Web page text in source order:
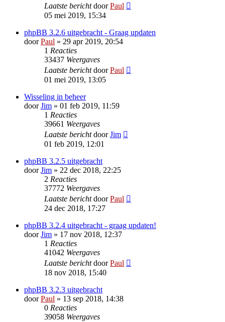
Laatste berichtdoorPaul
05 mei 2019, 15:34
phpBB 3.2.6 uitgebracht - Graag updaten
doorPaul » 29 apr 2019, 20:54
1 Reacties
33437 Weergaves
Laatste berichtdoorPaul
01 mei 2019, 13:05
Wisseling in beheer
doorJim » 01 feb 2019, 11:59
1 Reacties
39661 Weergaves
Laatste berichtdoorJim
01 feb 2019, 12:01
phpBB 3.2.5 uitgebracht
doorJim » 22 dec 2018, 22:25
2 Reacties
37772 Weergaves
Laatste berichtdoorPaul
24 dec 2018, 17:27
phpBB 3.2.4 uitgebracht - graag updaten!
doorJim » 17 nov 2018, 12:37
1 Reacties
41042 Weergaves
Laatste berichtdoorPaul
18 nov 2018, 15:40
phpBB 3.2.3 uitgebracht
doorPaul » 13 sep 2018, 14:38
0 Reacties
39058 Weergaves